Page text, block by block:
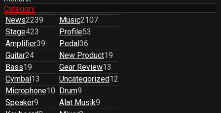
Category
News2239 Music2107
Stage423 Profile53
Amplifier39 Pedal 36
Guitar24 New Product19
Bass19 Gear Review13
Cymbal 13 Uncategorized12
Microphone10 Drum9
Speaker9 Alat Musik9